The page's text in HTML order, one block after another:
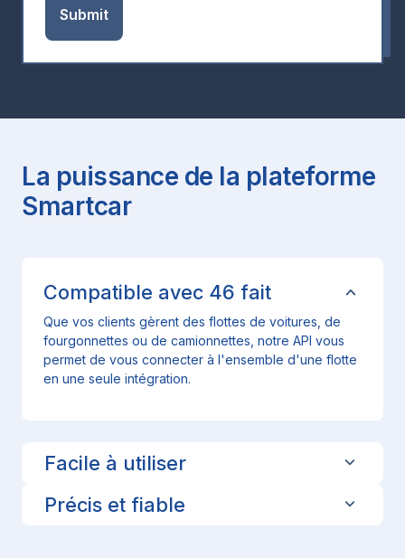
La puissance de la plateforme
Smartcar
Compatible avec 46 fait
Que vos clients gèrent des flottes de voitures, de
fourgonnettes ou de camionnettes, notre API vous
permet de vous connecter à l'ensemble d'une flotte
en une seule intégration.
Facile à utiliser
Précis et fiable